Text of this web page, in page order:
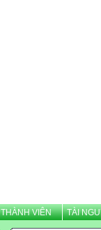
THÀNH VIÊN TÀI